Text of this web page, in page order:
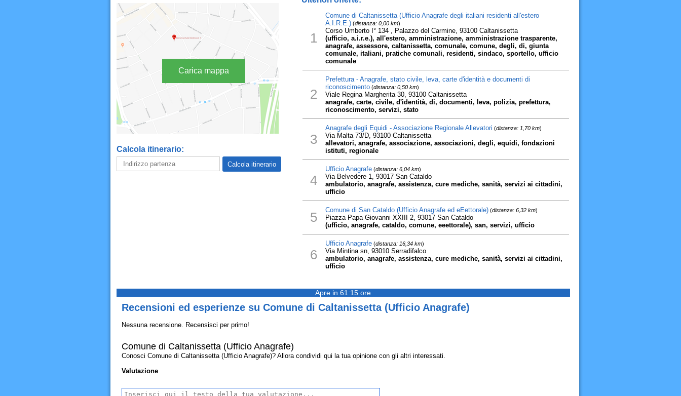
Carica mappa
Calcola itinerario:
1
Comune di Caltanissetta (Ufficio Anagrafe degli italiani residenti all'estero
A.I.R.E.)(distanza: 0,00 km)
Corso Umberto I° 134 , Palazzo del Carmine, 93100 Caltanissetta
(ufficio, a.i.r.e.), all'estero, amministrazione, amministrazione trasparente,
anagrafe, assessore, caltanissetta, comunale, comune, degli, di, giunta
comunale, italiani, pratiche comunali, residenti, sindaco, sportello, ufficio
comunale
2
Prefettura - Anagrafe, stato civile, leva, carte d'identità e documenti di
riconoscimento(distanza: 0,50 km)
Viale Regina Margherita 30, 93100 Caltanissetta
anagrafe, carte, civile, d'identità, di, documenti, leva, polizia, prefettura,
riconoscimento, servizi, stato
3
Anagrafe degli Equidi - Associazione Regionale Allevatori (distanza: 1,70 km)
Via Malta 73/D, 93100 Caltanissetta
allevatori, anagrafe, associazione, associazioni, degli, equidi, fondazioni
istituti, regionale
4
Ufficio Anagrafe(distanza: 6,04 km)
Via Belvedere 1, 93017 San Cataldo
ambulatorio, anagrafe, assistenza, cure mediche, sanità, servizi ai cittadini,
ufficio
5 Comune di San Cataldo (Ufficio Anagrafe ed eEettorale)(distanza: 6,32 km)
Piazza Papa Giovanni XXIII 2, 93017 San Cataldo
(ufficio, anagrafe, cataldo, comune, eeettorale), san, servizi, ufficio
6
Ufficio Anagrafe(distanza: 16,34 km)
Via Mintina sn, 93010 Serradifalco
ambulatorio, anagrafe, assistenza, cure mediche, sanità, servizi ai cittadini,
ufficio
Apre in 61:15 ore
Recensioni ed esperienze su Comune di Caltanissetta (Ufficio Anagrafe)
Nessuna recensione. Recensisci per primo!
Comune di Caltanissetta (Ufficio Anagrafe)
Conosci Comune di Caltanissetta (Ufficio Anagrafe)? Allora condividi qui la tua opinione con gli altri interessati.
Valutazione